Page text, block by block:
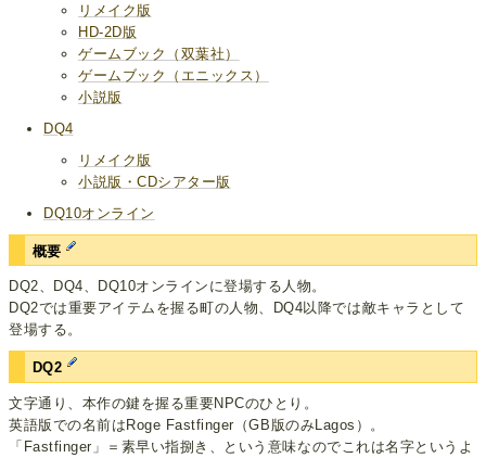
リメイク版
HD-2D版
ゲームブック（双葉社）
ゲームブック（エニックス）
小説版
DQ4
リメイク版
小説版・CDシアター版
DQ10オンライン
概要
DQ2、DQ4、DQ10オンラインに登場する人物。
DQ2では重要アイテムを握る町の人物、DQ4以降では敵キャラとして
登場する。
DQ2
文字通り、本作の鍵を握る重要NPCのひとり。
英語版での名前はRoge Fastfinger（GB版のみLagos）。
「Fastfinger」＝素早い指捌き、という意味なのでこれは名字というよ